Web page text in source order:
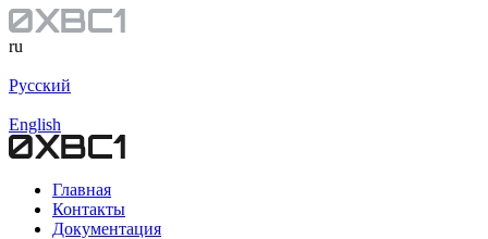
ru
Русский
English
Главная
Контакты
Документация